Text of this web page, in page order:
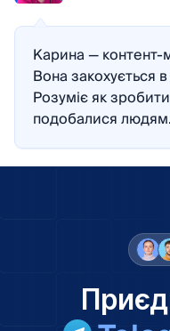
Карина —
Вона закохується
Розуміє як
подобалися людям.